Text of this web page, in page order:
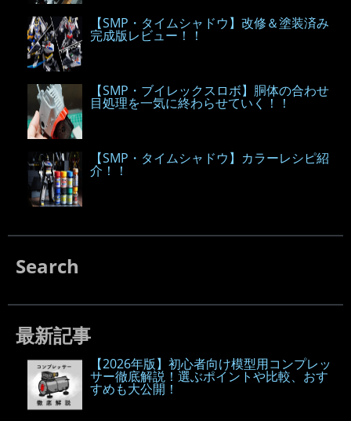
【SMP・タイムシャドウ】改修＆塗装済み
完成版レビュー！！
【SMP・ブイレックスロボ】胴体の合わせ
目処理を一気に終わらせていく！！
【SMP・タイムシャドウ】カラーレシピ紹
介！！
Search
最新記事
【2026年版】初心者向け模型用コンプレッ
サー徹底解説！選ぶポイントや比較、おす
すめも大公開！